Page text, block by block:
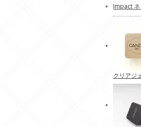
Impact
クリアジ